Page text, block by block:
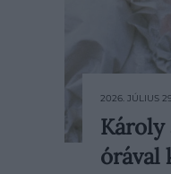
45 évvel
Károly
2026. JÚLIUS
Károly
órával